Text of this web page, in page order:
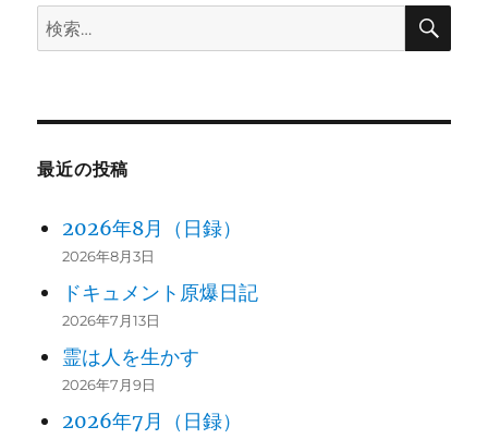
ン
検
索:
検
最近の投稿
2026年8月（日録）
2026年8月3日
ドキュメント原爆日記
2026年7月13日
霊は人を生かす
2026年7月9日
2026年7月（日録）